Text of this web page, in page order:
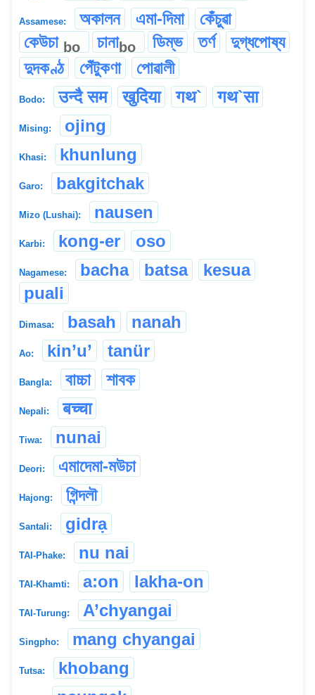
Assamese: অকালন এমা-দিমা
কেঁচুৱা
কেউচা bo চানাbo ডিম্ভ তৰ্ণ
দুগ্ধপোষ্য
দুদকণ্ঠ
পেঁটুকণা পোৱালী
Bodo: उन्दै सम खुदिया गथ` गथ`सा
Mising: ojing
Khasi: khunlung
Garo: bakgitchak
Mizo (Lushai): nausen
Karbi: kong-er oso
Nagamese: bacha batsa
kesua
puali
Dimasa: basah nanah
Ao: kin’u’ tanür
Bangla: বাচ্চা শাবক
Nepali: बच्चा
Tiwa: nunai
Deori: এমাদেমা-মউচা
Hajong: গিন্দলৗ
Santali: gidrạ
TAI-Phake: nu nai
TAI-Khamti: a:on lakha-on
TAI-Turung: A’chyangai
Singpho: mang chyangai
Tutsa: khobang